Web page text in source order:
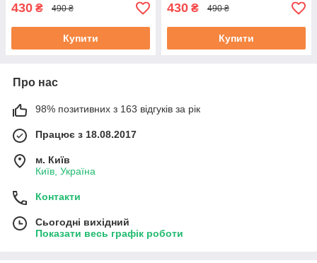
430 ₴ 490 ₴
Купити
430 ₴ 490 ₴
Купити
Про нас
98% позитивних з 163 відгуків за рік
Працює з 18.08.2017
м. Київ
Київ, Україна
Контакти
Сьогодні вихідний
Показати весь графік роботи